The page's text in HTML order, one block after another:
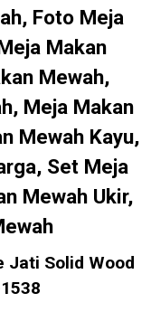
Foto Meja
Makan
Mewah,
Meja Makan
Mewah Kayu,
Set Meja
Mewah Ukir,
Jati Solid Wood